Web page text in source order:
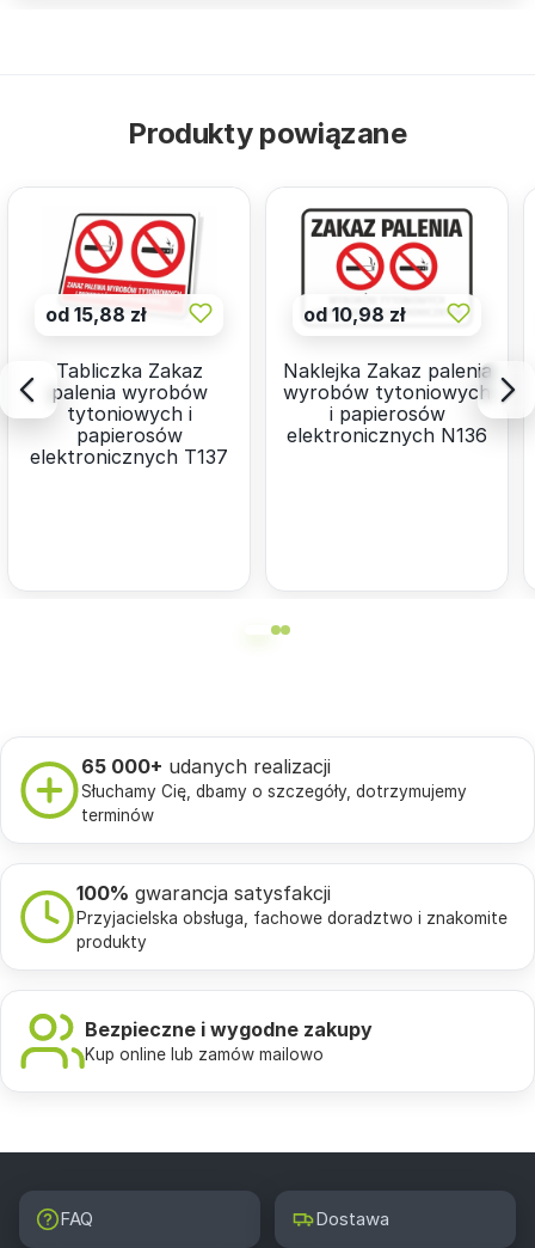
Produkty powiązane
od 15,88 zł
Tabliczka Zakaz
palenia wyrobów
tytoniowych i
papierosów
elektronicznych T137
od 10,98 zł
Naklejka Zakaz palenia
wyrobów tytoniowych
i papierosów
elektronicznych N136
65 000+ udanych realizacji
Słuchamy Cię, dbamy o szczegóły, dotrzymujemy
terminów
100% gwarancja satysfakcji
Przyjacielska obsługa, fachowe doradztwo i znakomite
produkty
Bezpieczne i wygodne zakupy
Kup online lub zamów mailowo
FAQ Dostawa